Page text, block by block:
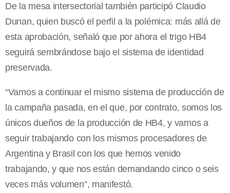
De la mesa intersectorial también participó Claudio
Dunan, quien buscó el perfil a la polémica: más allá de
esta aprobación, señaló que por ahora el trigo HB4
seguirá sembrándose bajo el sistema de identidad
preservada.
“Vamos a continuar el mismo sistema de producción de
la campaña pasada, en el que, por contrato, somos los
únicos dueños de la producción de HB4, y vamos a
seguir trabajando con los mismos procesadores de
Argentina y Brasil con los que hemos venido
trabajando, y que nos están demandando cinco o seis
veces más volumen”, manifestó.